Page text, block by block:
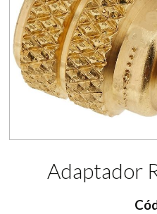
Adaptador